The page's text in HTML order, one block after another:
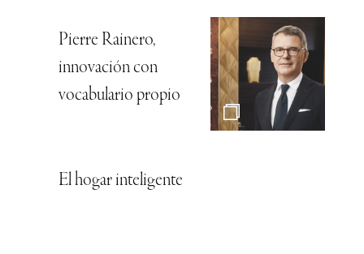
Pierre Rainero,
innovación con
vocabulario propio
El hogar inteligente